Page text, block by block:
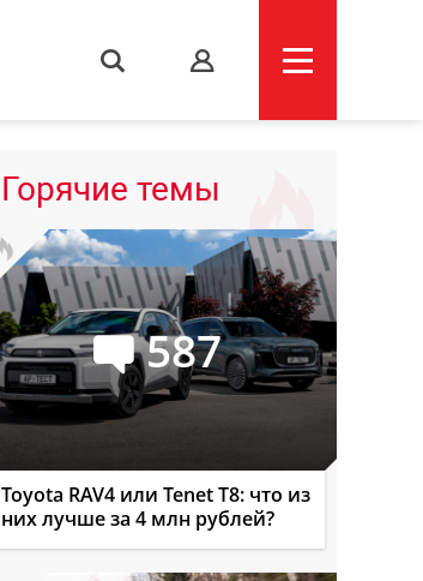
s
Горячие темы
587
Toyota RAV4 или Tenet T8: что из
них лучше за 4 млн рублей?